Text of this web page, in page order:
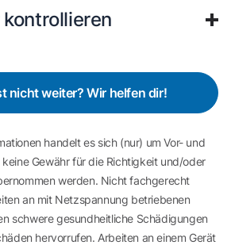
nicht weiter? Wir helfen dir!
handelt es sich (nur) um Vor- und
keine Gewähr für die Richtigkeit und/oder
werden. Nicht fachgerecht
an mit Netzspannung betriebenen
schwere gesundheitliche Schädigungen
hervorrufen. Arbeiten an einem Gerät